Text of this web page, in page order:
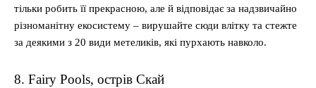
тільки робить її прекрасною, але й відповідає за надзвичайно
різноманітну екосистему – вирушайте сюди влітку та стежте
за деякими з 20 види метеликів, які пурхають навколо.
8. Fairy Pools, острів Скай